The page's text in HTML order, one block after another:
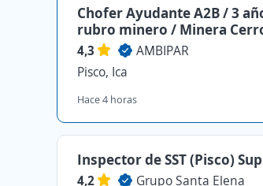
Chofer Ayudante A2B / 3
rubro minero / Minera
4,3
AMBIPAR
Pisco, Ica
Hace 4 horas
Inspector de SST (Pisco)
4,2
Grupo Santa Elena